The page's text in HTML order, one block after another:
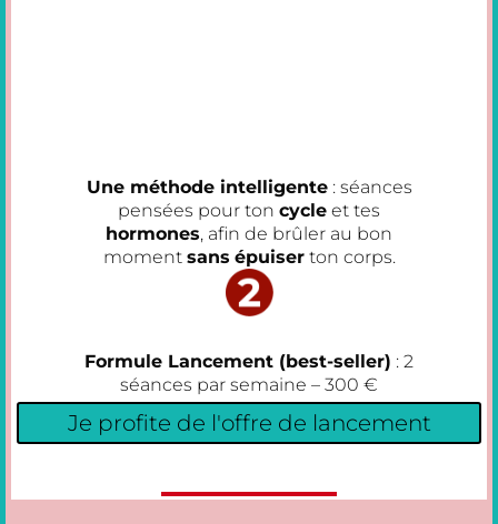
Une méthode intelligente: séances
pensées pour ton cycle et tes
hormones, afin de brûler au bon
moment sans épuiserton corps.
Formule Lancement (best-seller) : 2
séances par semaine – 300 €
Je profite de l'offre de lancement